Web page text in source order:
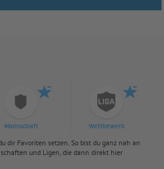
Mannschaft Wettbewerb
dir Favoriten setzen. So bist du ganz nah an
und Ligen, die dann direkt hier